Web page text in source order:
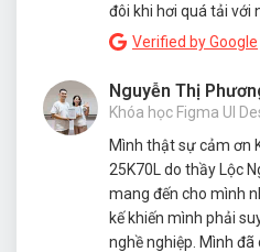
đôi khi hơi quá tải với
Verified by Google
Nguyễn Thị
Khóa học Figma UI
Mình thật sự cảm ơn
25K70L do thầy Lộc
mang đến cho mình
kế khiến mình phải
nghề nghiệp. Mình